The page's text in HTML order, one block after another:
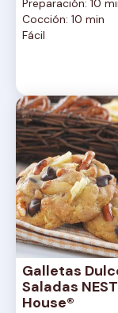
de
5
estrellas.
Cocción: 10 min
Fácil
Galletas
Saladas
House®